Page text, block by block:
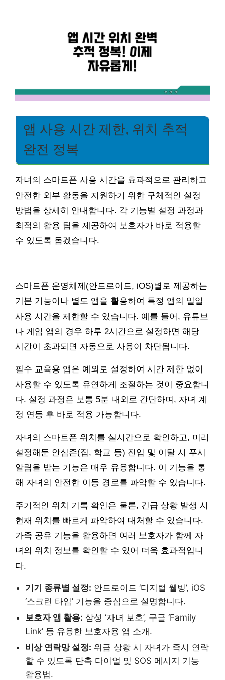
앱 사용 시간 제한, 위치 추적
완전 정복
자녀의 스마트폰 사용 시간을 효과적으로 관리하고
안전한 외부 활동을 지원하기 위한 구체적인 설정
방법을 상세히 안내합니다. 각 기능별 설정 과정과
최적의 활용 팁을 제공하여 보호자가 바로 적용할
수 있도록 돕겠습니다.
스마트폰 운영체제(안드로이드, iOS)별로 제공하는
기본 기능이나 별도 앱을 활용하여 특정 앱의 일일
사용 시간을 제한할 수 있습니다. 예를 들어, 유튜브
나 게임 앱의 경우 하루 2시간으로 설정하면 해당
시간이 초과되면 자동으로 사용이 차단됩니다.
필수 교육용 앱은 예외로 설정하여 시간 제한 없이
사용할 수 있도록 유연하게 조절하는 것이 중요합니
다. 설정 과정은 보통 5분 내외로 간단하며, 자녀 계
정 연동 후 바로 적용 가능합니다.
자녀의 스마트폰 위치를 실시간으로 확인하고, 미리
설정해둔 안심존(집, 학교 등) 진입 및 이탈 시 푸시
알림을 받는 기능은 매우 유용합니다. 이 기능을 통
해 자녀의 안전한 이동 경로를 파악할 수 있습니다.
주기적인 위치 기록 확인은 물론, 긴급 상황 발생 시
현재 위치를 빠르게 파악하여 대처할 수 있습니다.
가족 공유 기능을 활용하면 여러 보호자가 함께 자
녀의 위치 정보를 확인할 수 있어 더욱 효과적입니
다.
기기 종류별 설정: 안드로이드 ‘디지털 웰빙’, iOS
‘스크린 타임’ 기능을 중심으로 설명합니다.
보호자 앱 활용: 삼성 ‘자녀 보호’, 구글 ‘Family
Link’ 등 유용한 보호자용 앱 소개.
비상 연락망 설정: 위급 상황 시 자녀가 즉시 연락
할 수 있도록 단축 다이얼 및 SOS 메시지 기능
활용법.